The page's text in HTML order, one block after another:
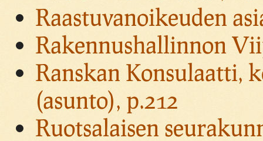
Raastuvanoikeuden
Rakennushallinnon
Ranskan Konsulaatti,
(asunto), p.212
Ruotsalaisen